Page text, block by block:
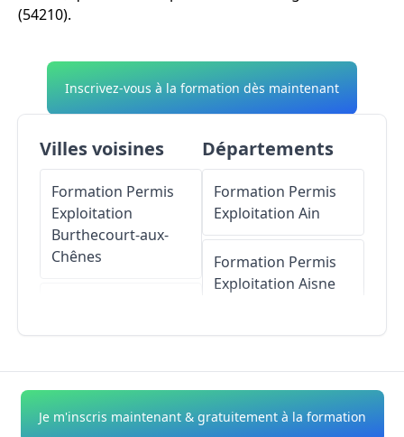
(54210).
Inscrivez-vous à la formation dès maintenant
Villes voisines
Formation Permis
Exploitation
Burthecourt-aux-
Chênes
Vermois
Formation Permis
Départements
Formation Permis
Exploitation Ain
Formation Permis
Exploitation Aisne
Formation Permis
ExploitationAlpes-
Je m'inscris maintenant & gratuitement à la formation